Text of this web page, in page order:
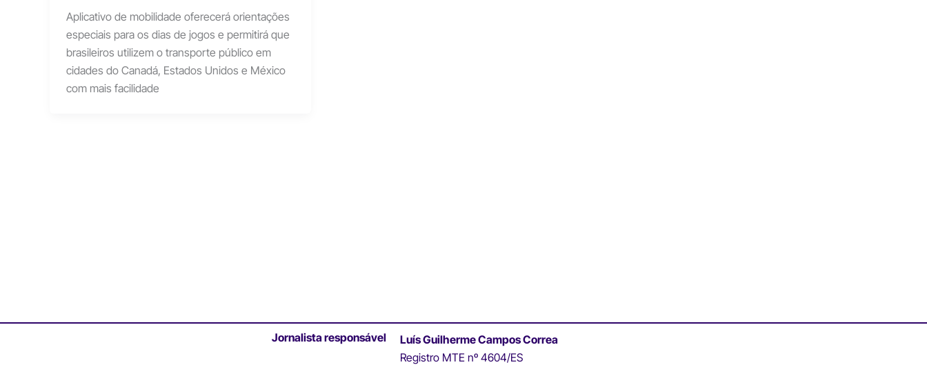
Aplicativo de mobilidade oferecerá orientações
especiais para os dias de jogos e permitirá que
brasileiros utilizem o transporte público em
cidades do Canadá, Estados Unidos e México
com mais facilidade
Jornalista responsável
Luís Guilherme Campos Correa
Registro MTE nº 4604/ES